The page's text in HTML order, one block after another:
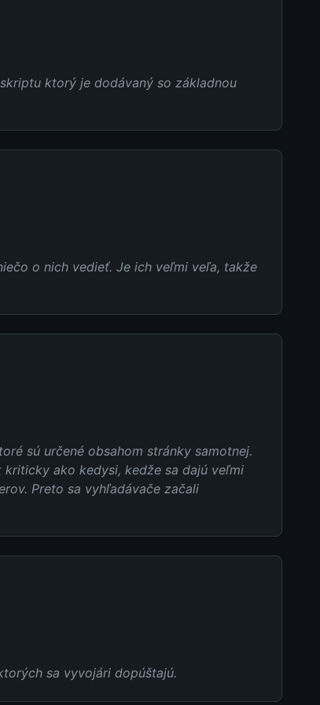
ktorý je dodávaný so základnou
o nich vedieť. Je ich veľmi veľa, takže
sú určené obsahom stránky samotnej.
ako kedysi, kedže sa dajú veľmi
Preto sa vyhľadávače začali
sa vyvojári dopúštajú.